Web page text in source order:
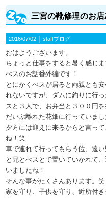
三宮の靴修理のお
2016/07/02 │staffブログ
おはようございます。
ちょっと仕事をすると暑く感じま
べスのお話番外編です！
とにかくべスが居ると両親とも
れないですが、ダムに釣りに行
スと３人で、お弁当と３００円
だいぶ離れた花畑に行っていま
夕方には迎えに来るからと言っ
ね！笑
車で連れて行ってもらう位、遠
と兄とべスとで置いていかれて
いましたね！
そんな事がたくさんあります。笑
家を守り、子供を守り、近所付